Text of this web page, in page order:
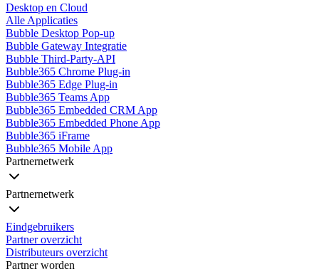
Desktop en Cloud
Alle Applicaties
Bubble Desktop Pop-up
Bubble Gateway Integratie
Bubble Third-Party-API
Bubble365 Chrome Plug-in
Bubble365 Edge Plug-in
Bubble365 Teams App
Bubble365 Embedded CRM App
Bubble365 Embedded Phone App
Bubble365 iFrame
Bubble365 Mobile App
Partnernetwerk
Partnernetwerk
Eindgebruikers
Partner overzicht
Distributeurs overzicht
Partner worden